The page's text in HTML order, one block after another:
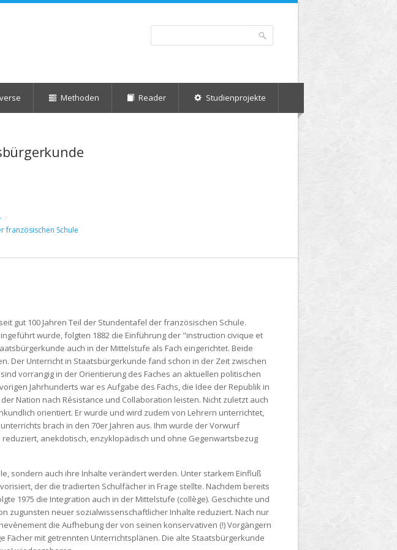
Suchformular
Methoden Reader Studienprojekte
französischen Schule
gut 100 Jahren Teil der Stundentafel der französischen Schule.
wurde, folgten 1882 die Einführung der "instruction civique et
auch in der Mittelstufe als Fach eingerichtet. Beide
Der Unterricht in Staatsbürgerkunde fand schon in der Zeit zwischen
vorrangig in der Orientierung des Faches an aktuellen politischen
Jahrhunderts war es Aufgabe des Fachs, die Idee der Republik in
Nation nach Résistance und Collaboration leisten. Nicht zuletzt auch
orientiert. Er wurde und wird zudem von Lehrern unterrichtet,
brach in den 70er Jahren aus. Ihm wurde der Vorwurf
anekdotisch, enzyklopädisch und ohne Gegenwartsbezug
sondern auch ihre Inhalte verändert werden. Unter starkem Einfluß
der die tradierten Schulfächer in Frage stellte. Nachdem bereits
1975 die Integration auch in der Mittelstufe (collège). Geschichte und
zugunsten neuer sozialwissenschaftlicher Inhalte reduziert. Nach nur
die Aufhebung der von seinen konservativen (!) Vorgängern
mit getrennten Unterrichtsplänen. Die alte Staatsbürgerkunde